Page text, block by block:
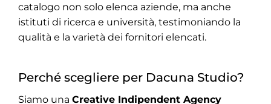
catalogo non solo elenca aziende, ma anche
istituti di ricerca e università, testimoniando la
qualità e la varietà dei fornitori elencati.
Perché scegliere per Dacuna Studio?
Siamo una Creative Indipendent Agency